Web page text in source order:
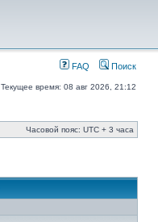
FAQ Поиск
Текущее время: 08 авг 2026, 21:12
Часовой пояс: UTC + 3 часа